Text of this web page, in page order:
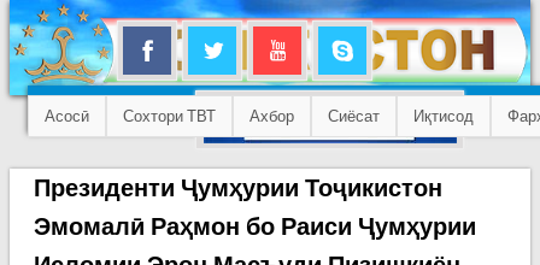
Асосӣ Сохтори ТВТ Ахбор Сиёсат Иқтисод
Президенти Ҷумҳурии Тоҷикистон
Эмомалӣ Раҳмон бо Раиси Ҷумҳурии